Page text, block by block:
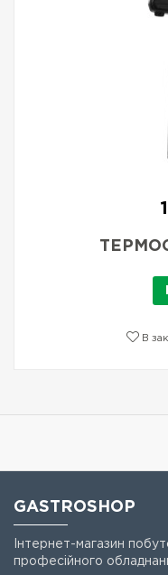
ТЕРМОС
В
GASTROSHOP
Інтернет-магазин
професійного